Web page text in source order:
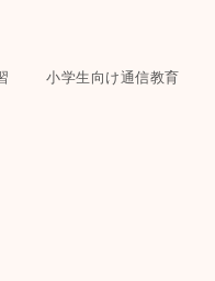
小学生向け通信教育